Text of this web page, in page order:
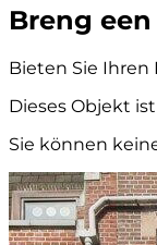
Breng
Bieten Sie Ihren
Dieses Objekt
Sie können